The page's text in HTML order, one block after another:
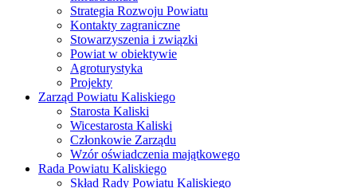
Strategia Rozwoju Powiatu
Kontakty zagraniczne
Stowarzyszenia i związki
Powiat w obiektywie
Agroturystyka
Projekty
Zarząd Powiatu Kaliskiego
Starosta Kaliski
Wicestarosta Kaliski
Członkowie Zarządu
Wzór oświadczenia majątkowego
Rada Powiatu Kaliskiego
Skład Rady Powiatu Kaliskiego